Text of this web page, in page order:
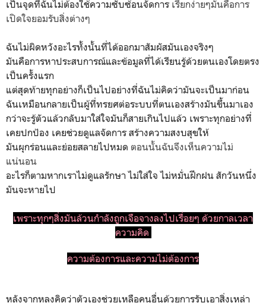
เป็นจุดที่ฉันไม่ต้องใช้ความซับซ้อนจัดการ เรียกง่ายๆมันคือการ
เปิดใจยอมรับสิ่งต่างๆ
ฉันไม่ผิดหวังอะไรทั้งนั้นที่ได้ออกมาสัมผัสมันเองจริงๆ
มันคือการหาประสบการณ์และข้อมูลที่ได้เรียนรู้ด้วยตนเองโดยตรง
เป็นครั้งแรก
แต่สุดท้ายทุกอย่างก็เป็นไปอย่างที่ฉันไม่คิดว่ามันจะเป็นมาก่อน
ฉันเหมือนกลายเป็นผู้ที่ทรยศต่อระบบที่ตนเองสร้างมันขึ้นมาเอง
กว่าจะรู้ตัวแล้วกลับมาใส่ใจมันก็สายเกินไปแล้ว เพราะทุกอย่างที่
เคยปกป้อง เคยช่วยดูแลจัดการ สร้างความสงบสุขให้
มันผุกร่อนและย่อยสลายไปหมด ตอนนั้นฉันจึงเห็นความไม่
แน่นอน
อะไรก็ตามหากเราไม่ดูแลรักษา ไม่ใส่ใจ ไม่หมั่นฝึกฝน สักวันหนึ่ง
มันจะหายไป
เพราะทุกๆสิ่งมันล้วนกำลังถูกเจือจางลงไปเรื่อยๆ ด้วยกาลเวลา
ความคิด
ความต้องการและความไม่ต้องการ
หลังจากหลงคิดว่าตัวเองช่วยเหลือคนอื่นด้วยการรับเอาสิ่งเหล่า